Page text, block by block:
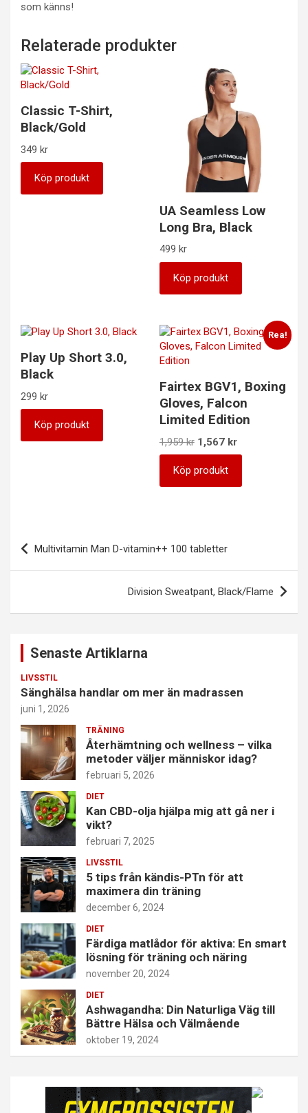
som känns!
Relaterade produkter
Classic T-Shirt,
Black/Gold
349 kr
Köp produkt
UA Seamless Low
Long Bra, Black
499 kr
Köp produkt
Play Up Short 3.0,
Black
299 kr
Köp produkt
Rea!
Fairtex BGV1, Boxing
Gloves, Falcon
Limited Edition
1,959kr Det
ursprungliga
priset
var:
1,567 krDet
nuvarande
är:
Köp produkt
Inläggsnavigering
Multivitamin Man D-vitamin++ 100 tabletter
Division Sweatpant, Black/Flame
Senaste Artiklarna
LIVSSTIL
Sänghälsa handlar om mer än madrassen
juni 1, 2026
TRÄNING
Återhämtning och wellness – vilka
metoder väljer människor idag?
februari 5, 2026
DIET
Kan CBD-olja hjälpa mig att gå ner i
vikt?
februari 7, 2025
LIVSSTIL
5 tips från kändis-PTn för att
maximera din träning
december 6, 2024
DIET
Färdiga matlådor för aktiva: En smart
lösning för träning och näring
november 20, 2024
DIET
Ashwagandha: Din Naturliga Väg till
Bättre Hälsa och Välmående
oktober 19, 2024